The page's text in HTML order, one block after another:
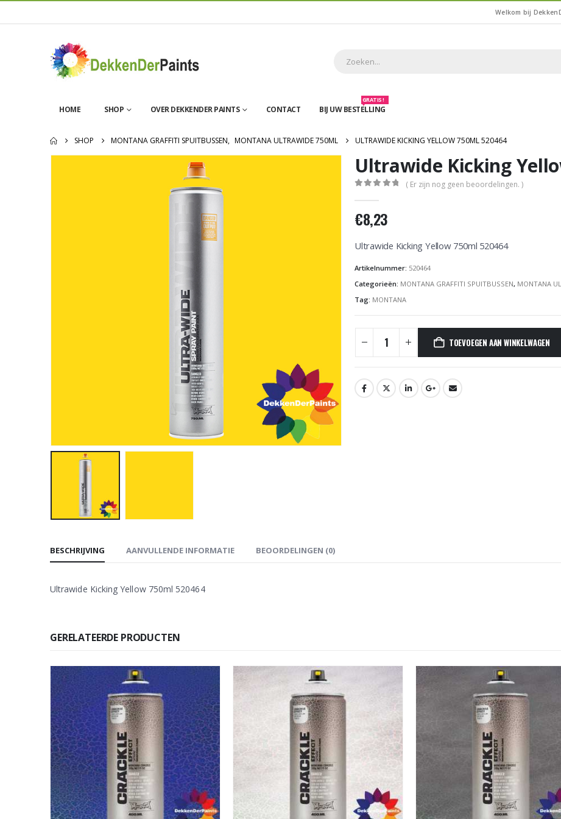
Welkom bij
HOME SHOP OVER DEKKENDER PAINTS CONTACT BIJ UW BESTELLING
GRATIS !
SHOP MONTANA GRAFFITI SPUITBUSSEN, MONTANA ULTRAWIDE 750ML ULTRAWIDE KICKING YELLOW 750ML 520464
Ultrawide Kicking
( Er zijn nog geen beoordelingen. )
€8,23
Ultrawide Kicking Yellow 750ml 520464
Artikelnummer: 520464
Categorieën: MONTANA GRAFFITI SPUITBUSSEN, MONTANA
Tag: MONTANA
TOEVOEGEN AAN WINKELWAGEN
BESCHRIJVING AANVULLENDE INFORMATIE BEOORDELINGEN (0)
Ultrawide Kicking Yellow 750ml 520464
GERELATEERDE PRODUCTEN